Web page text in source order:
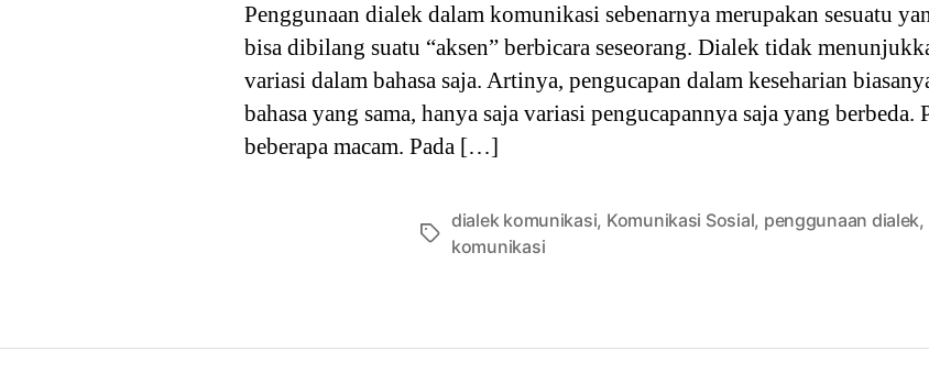
Penggunaan dialek dalam komunikasi sebenarnya merupakan sesuatu
bisa dibilang suatu “aksen” berbicara seseorang. Dialek tidak
variasi dalam bahasa saja. Artinya, pengucapan dalam keseharian
bahasa yang sama, hanya saja variasi pengucapannya saja yang
beberapa macam. Pada […]
Tags
dialek komunikasi, Komunikasi Sosial, penggunaan dialek,
komunikasi